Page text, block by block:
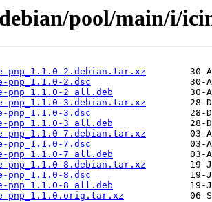
pool/main/i/
pnp_1.1.0-2.debian.tar.xz
pnp_1.1.0-2.dsc
pnp_1.1.0-2_all.deb
pnp_1.1.0-3.debian.tar.xz
pnp_1.1.0-3.dsc
pnp_1.1.0-3_all.deb
pnp_1.1.0-7.debian.tar.xz
pnp_1.1.0-7.dsc
pnp_1.1.0-7_all.deb
pnp_1.1.0-8.debian.tar.xz
pnp_1.1.0-8.dsc
pnp_1.1.0-8_all.deb
pnp_1.1.0.orig.tar.xz